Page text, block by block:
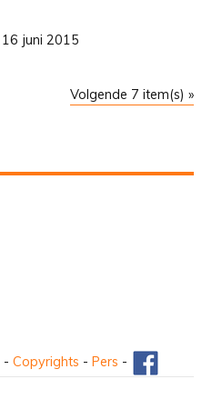
juni 2015
Volgende 7 item(s) »
- Copyrights - Pers -